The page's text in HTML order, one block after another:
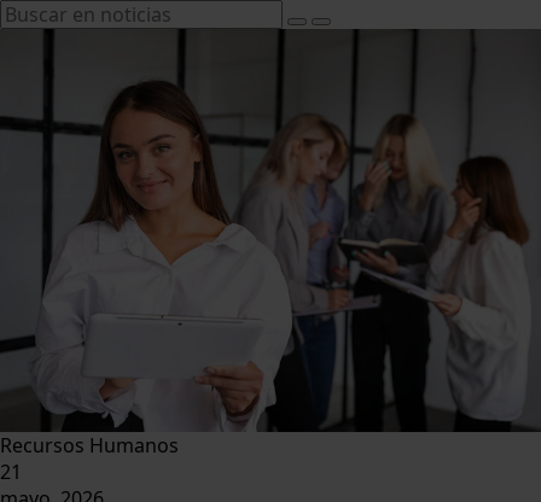
Recursos Humanos
21